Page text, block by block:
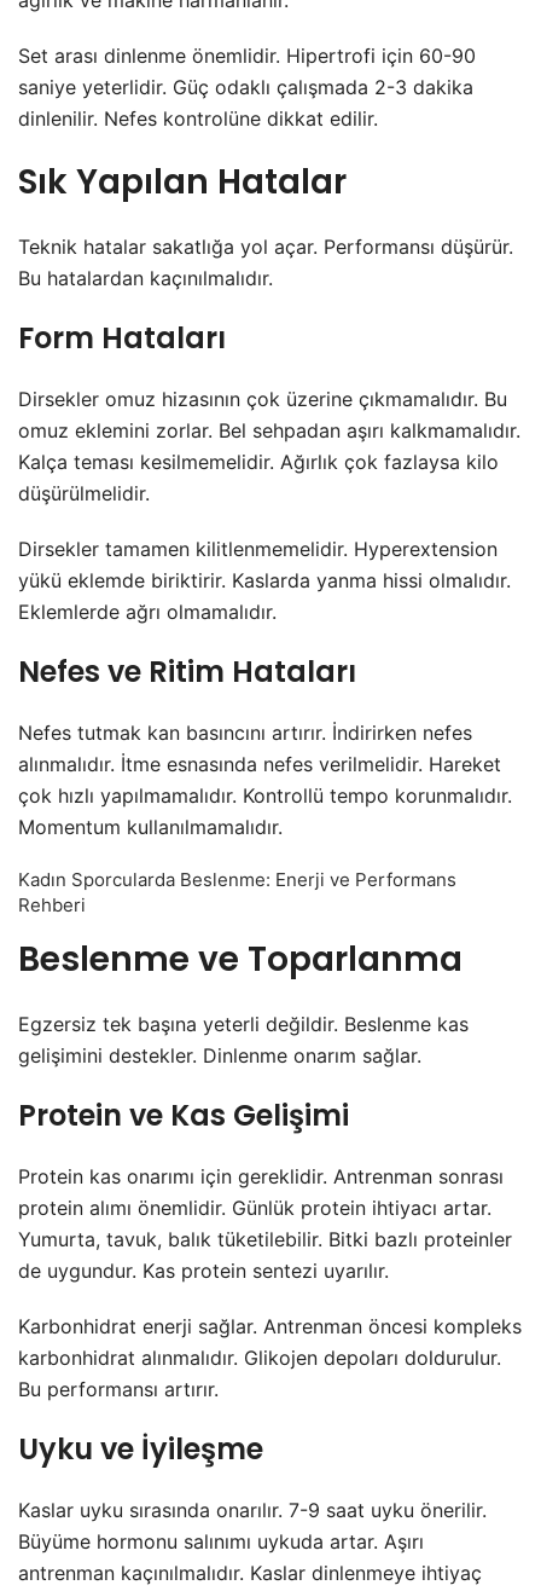
Set arası dinlenme önemlidir. Hipertrofi için 60-90
saniye yeterlidir. Güç odaklı çalışmada 2-3 dakika
dinlenilir. Nefes kontrolüne dikkat edilir.
Sık Yapılan Hatalar
Teknik hatalar sakatlığa yol açar. Performansı düşürür.
Bu hatalardan kaçınılmalıdır.
Form Hataları
Dirsekler omuz hizasının çok üzerine çıkmamalıdır. Bu
omuz eklemini zorlar. Bel sehpadan aşırı kalkmamalıdır.
Kalça teması kesilmemelidir. Ağırlık çok fazlaysa kilo
düşürülmelidir.
Dirsekler tamamen kilitlenmemelidir. Hyperextension
yükü eklemde biriktirir. Kaslarda yanma hissi olmalıdır.
Eklemlerde ağrı olmamalıdır.
Nefes ve Ritim Hataları
Nefes tutmak kan basıncını artırır. İndirirken nefes
alınmalıdır. İtme esnasında nefes verilmelidir. Hareket
çok hızlı yapılmamalıdır. Kontrollü tempo korunmalıdır.
Momentum kullanılmamalıdır.
Kadın Sporcularda Beslenme: Enerji ve Performans
Rehberi
Beslenme ve Toparlanma
Egzersiz tek başına yeterli değildir. Beslenme kas
gelişimini destekler. Dinlenme onarım sağlar.
Protein ve Kas Gelişimi
Protein kas onarımı için gereklidir. Antrenman sonrası
protein alımı önemlidir. Günlük protein ihtiyacı artar.
Yumurta, tavuk, balık tüketilebilir. Bitki bazlı proteinler
de uygundur. Kas protein sentezi uyarılır.
Karbonhidrat enerji sağlar. Antrenman öncesi kompleks
karbonhidrat alınmalıdır. Glikojen depoları doldurulur.
Bu performansı artırır.
Uyku ve İyileşme
Kaslar uyku sırasında onarılır. 7-9 saat uyku önerilir.
Büyüme hormonu salınımı uykuda artar. Aşırı
antrenman kaçınılmalıdır. Kaslar dinlenmeye ihtiyaç